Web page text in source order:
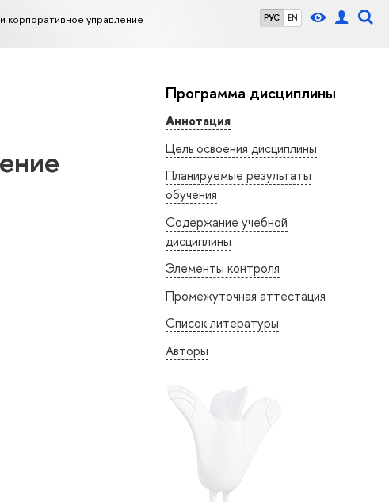
РУС EN
корпоративное управление
Программа дисциплины
Аннотация
Цель освоения дисциплины
Планируемые результаты
обучения
Содержание учебной
дисциплины
Элементы контроля
Промежуточная аттестация
Список литературы
Авторы